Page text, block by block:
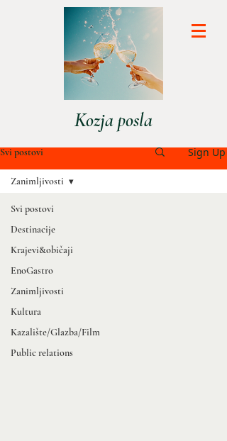
Kozja posla
Svi postovi Sign Up
Svi postovi
Destinacije
Krajevi&običaji
EnoGastro
Zanimljivosti
Kultura
Kazalište/Glazba/Film
Public relations
Zanimljivosti